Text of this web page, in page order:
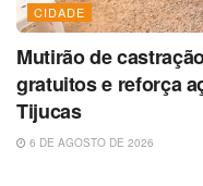
CIDADE
Mutirão de
gratuitos e reforça
Tijucas
6 DE AGOSTO DE 2026